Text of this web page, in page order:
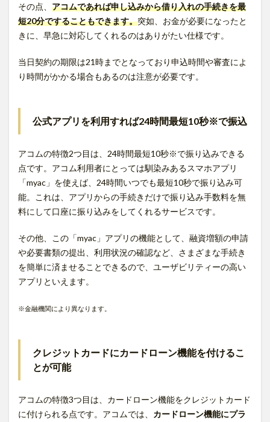
その点、 アコムであれば申し込みから借り入れの手続きを最
短20分ですることもできます。突如、お金が必要になったと
きに、早急に対応してくれるのはありがたい仕様です。
当日契約の期限は21時までとなっており申込時間や審査によ
り時間がかかる場合もあるのは注意が必要です。
公式アプリを利用すれば24時間最短10秒※で振込
アコムの特徴2つ目は、24時間最短10秒※で振り込みできる
点です。アコム利用者にとっては馴染みあるスマホアプリ
「myac」を使えば、24時間いつでも最短10秒で振り込み可
能。これは、アプリからの手続きだけで振り込み手数料を無
料にして口座に振り込みをしてくれるサービスです。
その他、この「myac」アプリの機能として、融資増額の申請
や必要書類の提出、利用状況の確認など、さまざまな手続き
を簡単に済ませることできるので、ユーザビリティーの高い
アプリといえます。
※金融機関により異なります。
クレジットカードにカードローン機能を付けるこ
とが可能
アコムの特徴3つ目は、カードローン機能をクレジットカード
に付けられる点です。アコムでは、 カードローン機能にプラ